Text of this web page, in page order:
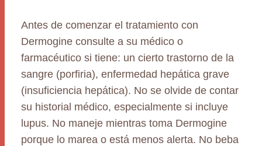
Antes de comenzar el tratamiento con
Dermogine consulte a su médico o
farmacéutico si tiene: un cierto trastorno de la
sangre (porfiria), enfermedad hepática grave
(insuficiencia hepática). No se olvide de contar
su historial médico, especialmente si incluye
lupus. No maneje mientras toma Dermogine
porque lo marea o está menos alerta. No beba